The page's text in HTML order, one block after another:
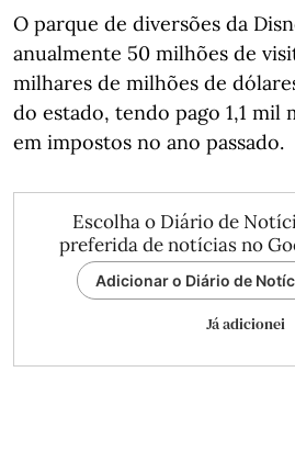
O parque de diversões da
anualmente 50 milhões de
milhares de milhões de
do estado, tendo pago 1,1 mil
em impostos no ano passado.
Escolha o Diário de
preferida de notícias no
Adicionar o Diário de
Já adicionei